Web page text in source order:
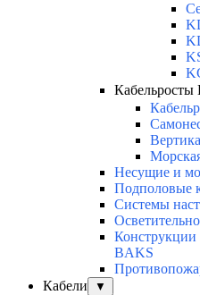
Кабельросты
Несущие и
Подполовые
Системы
Конструкции
BAKS
Кабели
▼